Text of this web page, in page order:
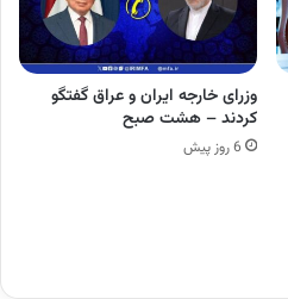
وزرای خارجه ایران و عراق گفتگو
کردند – هشت صبح
6 روز پیش